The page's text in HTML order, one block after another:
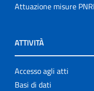
Attuazione misure
ATTIVITÀ
Accesso agli atti
Basi di dati